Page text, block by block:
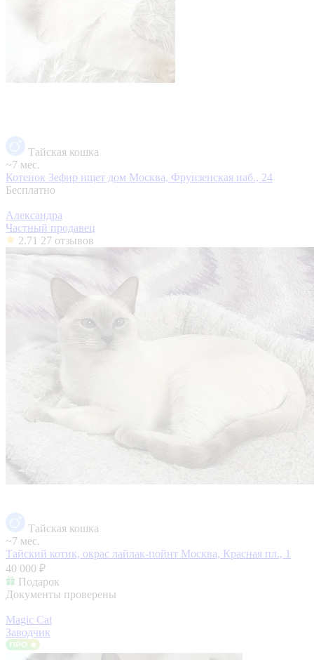
Тайская кошка
~7 мес.
Котенок Зефир ищет дом Москва, Фрунзенская наб., 24
Бесплатно
Александра
Частный продавец
2.71 27 отзывов
Тайская кошка
~7 мес.
Тайский котик, окрас лайлак-пойнт Москва, Красная пл., 1
40 000 ₽
Подарок
Документы проверены
Magic Cat
Заводчик